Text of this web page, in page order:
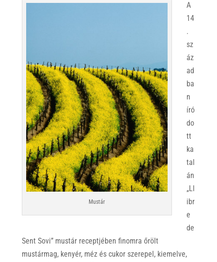
Mustár
A
14
.
sz
áz
ad
ba
n
író
do
tt
ka
tal
án
„Ll
ibr
e
de
Sent Sovi” mustár receptjében finomra őrölt
mustármag, kenyér, méz és cukor szerepel, kiemelve,